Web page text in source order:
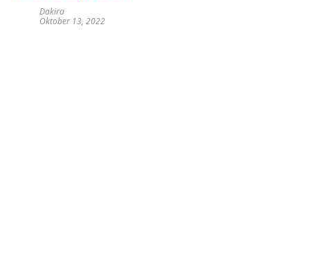
Dakira
Oktober 13, 2022